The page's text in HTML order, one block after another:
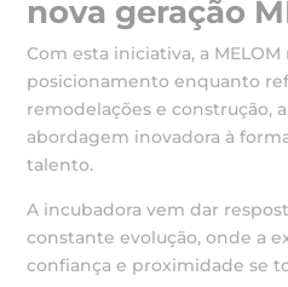
nova geração
Com esta iniciativa, a MELOM
posicionamento enquanto
remodelações e construção,
abordagem inovadora à
talento.
A incubadora vem dar
constante evolução, onde a
confiança e proximidade se